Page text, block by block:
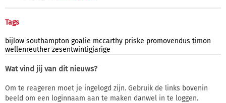
Tags
bijlow southampton goalie mccarthy priske promovendus timon
wellenreuther zesentwintigjarige
Wat vind jij van dit nieuws?
Om te reageren moet je ingelogd zijn. Gebruik de links bovenin
beeld om een loginnaam aan te maken danwel in te loggen.